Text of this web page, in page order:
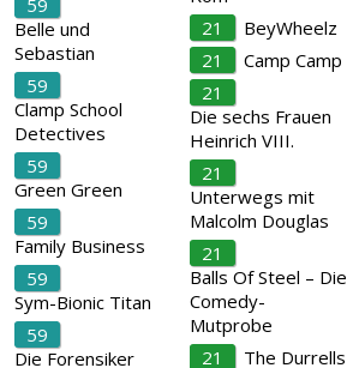
59
Belle und
Sebastian
59
Clamp School
Detectives
59
Green Green
59
Family Business
59
Sym-Bionic Titan
59
Die Forensiker
21
BeyWheelz
21
Camp Camp
21
Die sechs Frauen
Heinrich VIII.
21
Unterwegs mit
Malcolm Douglas
21
Balls Of Steel – Die
Comedy-
Mutprobe
21
The Durrells